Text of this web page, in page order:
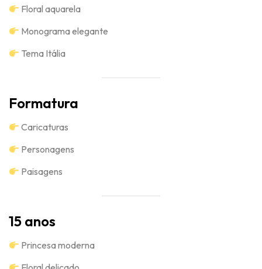
Floral aquarela
Monograma elegante
Tema Itália
Formatura
Caricaturas
Personagens
Paisagens
15 anos
Princesa moderna